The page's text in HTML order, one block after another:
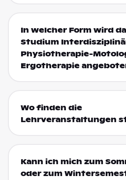
In welcher Form wird
Studium
Physiotherapie-
Ergotherapie
Wo finden die
Lehrveranstaltungen
Kann ich mich zum
oder zum